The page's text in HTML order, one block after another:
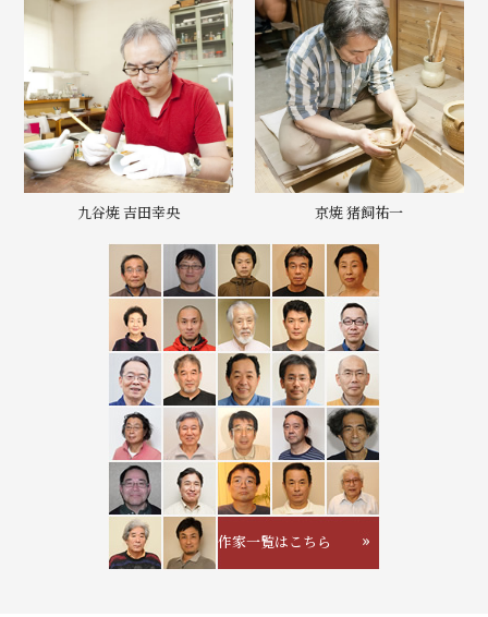
九谷焼 吉田幸央 京焼 猪飼祐一
作家一覧はこちら